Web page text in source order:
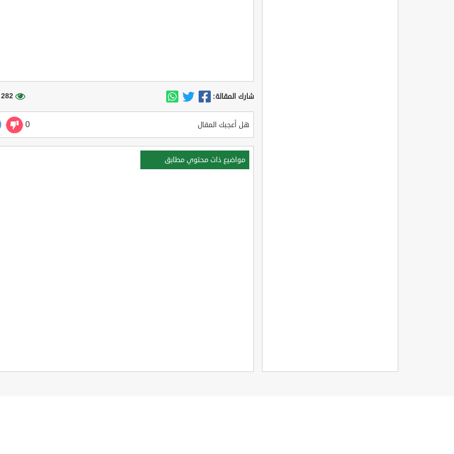
شارك المقالة: 282 مشاهدة
هل أعجبك المقال 0
مواضيع ذات محتوي مطابق